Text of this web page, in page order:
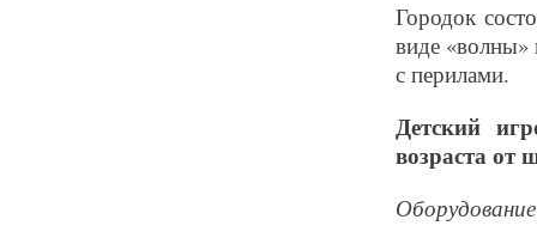
Городок
виде «волны»
с перилами.
Детский
возраста от